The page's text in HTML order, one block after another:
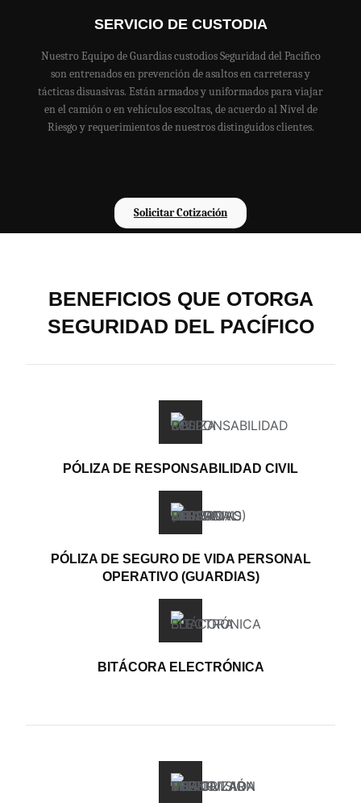
SERVICIO DE CUSTODIA
Nuestro Equipo de Guardias custodios Seguridad del Pacifico
son entrenados en prevención de asaltos en carreteras y
tácticas disuasivas. Están armados y uniformados para viajar
en el camión o en vehículos escoltas, de acuerdo al Nivel de
Riesgo y requerimientos de nuestros distinguidos clientes.
Solicitar Cotización
BENEFICIOS QUE OTORGA
SEGURIDAD DEL PACÍFICO
PÓLIZA DE RESPONSABILIDAD CIVIL
PÓLIZA DE SEGURO DE VIDA PERSONAL
OPERATIVO (GUARDIAS)
BITÁCORA ELECTRÓNICA